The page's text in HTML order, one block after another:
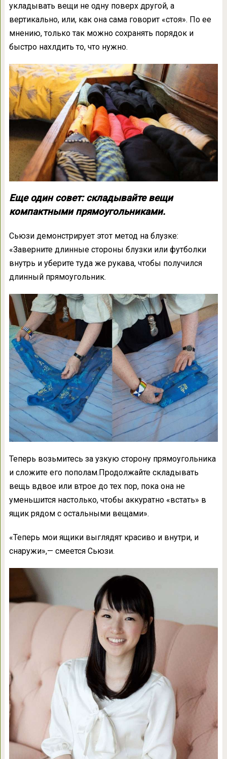
укладывать вещи не одну поверх другой, а
вертикально, или, как она сама говорит «стоя». По ее
мнению, только так можно сохранять порядок и
быстро нахлдить то, что нужно.
Еще один совет: складывайте вещи
компактными прямоугольниками.
Сьюзи демонстрирует этот метод на блузке:
«Заверните длинные стороны блузки или футболки
внутрь и уберите туда же рукава, чтобы получился
длинный прямоугольник.
Теперь возьмитесь за узкую сторону прямоугольника
и сложите его пополам.Продолжайте складывать
вещь вдвое или втрое до тех пор, пока она не
уменьшится настолько, чтобы аккуратно «встать» в
ящик рядом с остальными вещами».
«Теперь мои ящики выглядят красиво и внутри, и
снаружи»,— смеется Сьюзи.